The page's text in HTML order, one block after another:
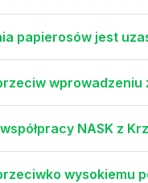
papierosów jest
wprowadzeniu
NASK z
wysokiemu